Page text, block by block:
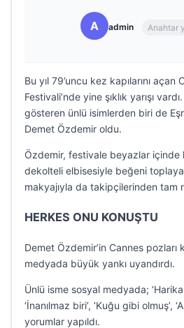
A admin Anahtar
Bu yıl 79’uncu kez kapılarını açan
Festivali’nde yine şıklık yarışı
gösteren ünlü isimlerden biri de
Demet Özdemir oldu.
Özdemir, festivale beyazlar içinde
dekolteli elbisesiyle beğeni
makyajıyla da takipçilerinden tam
HERKES ONU KONUŞTU
Demet Özdemir’in Cannes pozları
medyada büyük yankı uyandırdı.
Ünlü isme sosyal medyada;
‘İnanılmaz biri’, ‘Kuğu gibi olmuş’,
yorumlar yapıldı.